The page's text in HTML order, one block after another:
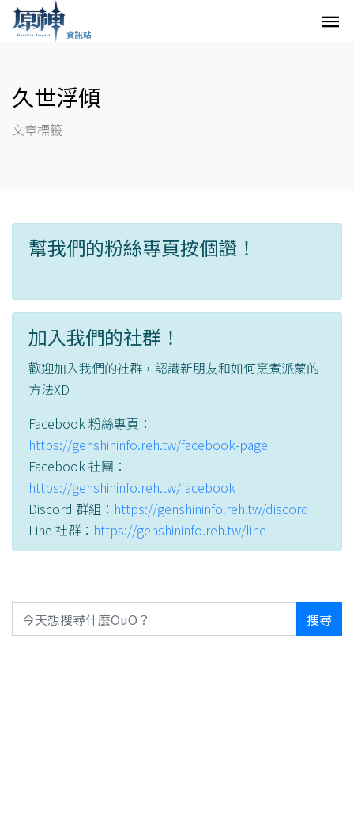
久世浮傾
文章標籤
幫我們的粉絲專頁按個讚！
加入我們的社群！
歡迎加入我們的社群，認識新朋友和如何烹煮派蒙的
方法XD
Facebook 粉絲專頁：
https://genshininfo.reh.tw/facebook-page
Facebook 社團：
https://genshininfo.reh.tw/facebook
Discord 群組： https://genshininfo.reh.tw/discord
Line 社群： https://genshininfo.reh.tw/line
搜尋